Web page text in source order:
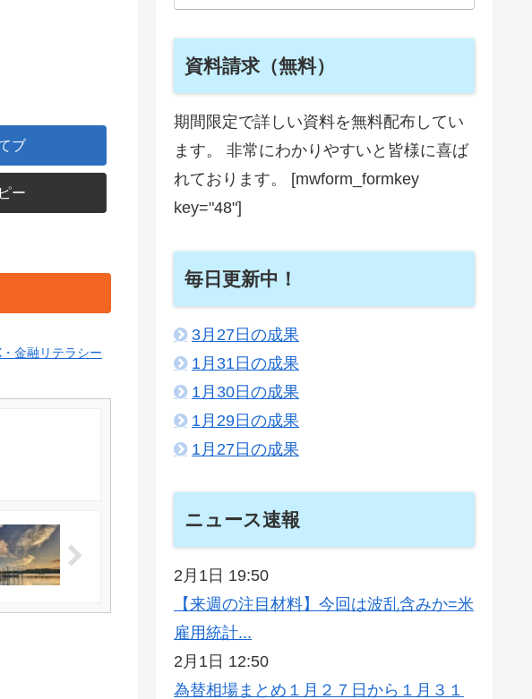
ブ
ー
金融リテラシー
資料請求（無料）
期間限定で詳しい資料を無料配布してい
ます。 非常にわかりやすいと皆様に喜ば
れております。 [mwform_formkey
key="48"]
毎日更新中！
3月27日の成果
1月31日の成果
1月30日の成果
1月29日の成果
1月27日の成果
ニュース速報
2月1日 19:50
【来週の注目材料】今回は波乱含みか=米
雇用統計...
2月1日 12:50
為替相場まとめ１月２７日から１月３１